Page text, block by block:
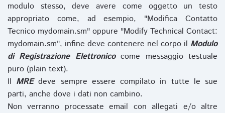
modulo stesso, deve avere come oggetto un testo
appropriato come, ad esempio, "Modifica Contatto
Tecnico mydomain.sm" oppure "Modify Technical Contact:
mydomain.sm", infine deve contenere nel corpo il Modulo
di Registrazione Elettronicocome messaggio testuale
puro (plain text).
Il MREdeve sempre essere compilato in tutte le sue
parti, anche dove i dati non cambino.
Non verranno processate email con allegati e/o altre